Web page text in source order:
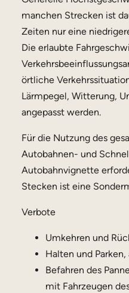
manchen Strecken ist
Zeiten nur eine
Die erlaubte
örtliche
Lärmpegel, Witterung,
angepasst werden.
Für die Nutzung des
Autobahnen- und
Autobahnvignette
Stecken ist eine
Verbote
Umkehren und
Halten und
Befahren des
mit Fahrzeugen